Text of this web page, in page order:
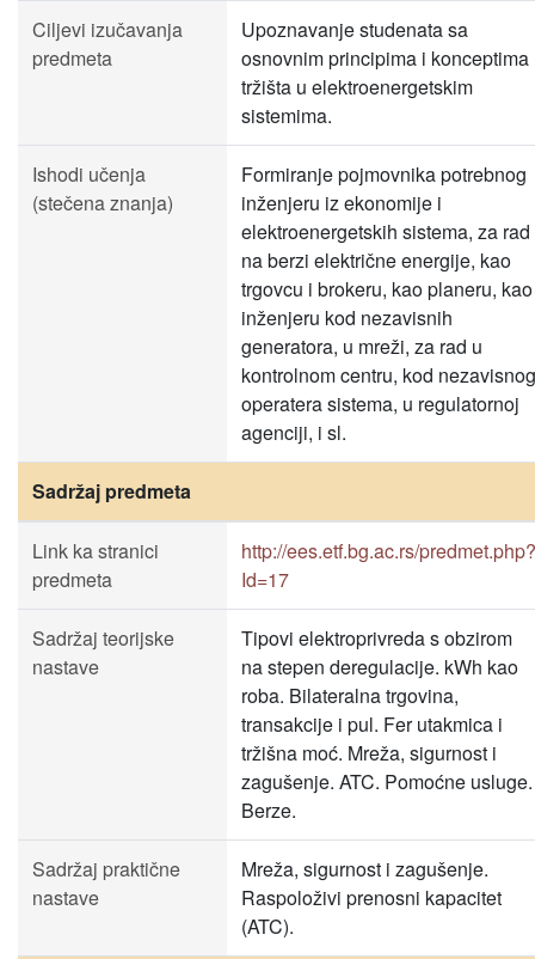
Ciljevi izučavanja
predmeta
Upoznavanje studenata sa
osnovnim principima i konceptima
tržišta u elektroenergetskim
sistemima.
Ishodi učenja
(stečena znanja)
Formiranje pojmovnika potrebnog
inženjeru iz ekonomije i
elektroenergetskih sistema, za rad
na berzi električne energije, kao
trgovcu i brokeru, kao planeru, kao
inženjeru kod nezavisnih
generatora, u mreži, za rad u
kontrolnom centru, kod nezavisnog
operatera sistema, u regulatornoj
agenciji, i sl.
Sadržaj predmeta
Link ka stranici
predmeta
http://ees.etf.bg.ac.rs/predmet.php?
Id=17
Sadržaj teorijske
nastave
Tipovi elektroprivreda s obzirom
na stepen deregulacije. kWh kao
roba. Bilateralna trgovina,
transakcije i pul. Fer utakmica i
tržišna moć. Mreža, sigurnost i
zagušenje. ATC. Pomoćne usluge.
Berze.
Sadržaj praktične
nastave
Mreža, sigurnost i zagušenje.
Raspoloživi prenosni kapacitet
(ATC).